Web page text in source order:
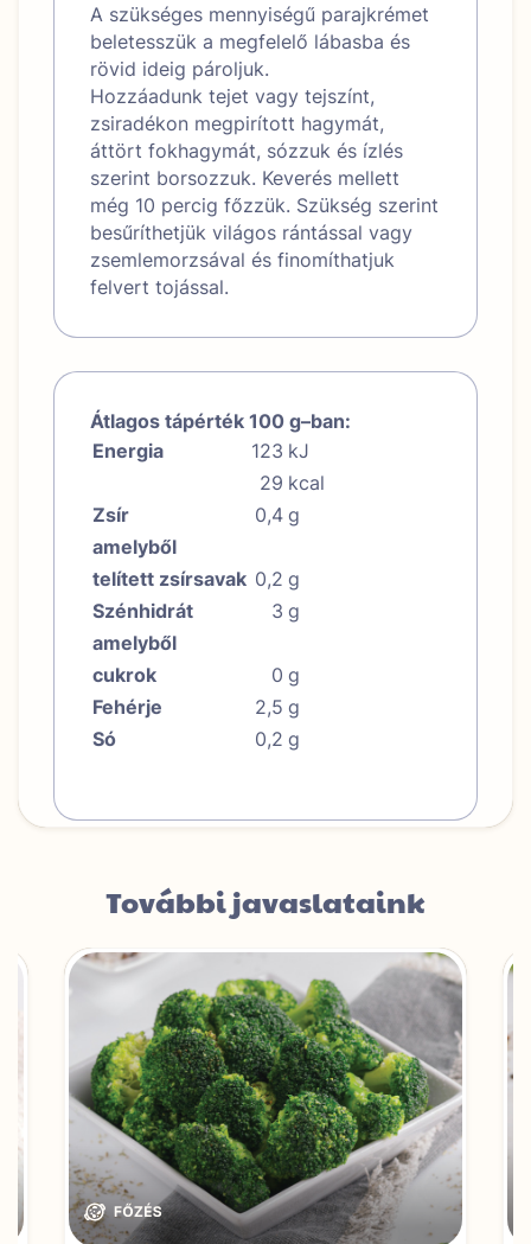
A szükséges mennyiségű parajkrémet
beletesszük a megfelelő lábasba és
rövid ideig pároljuk.
Hozzáadunk tejet vagy tejszínt,
zsiradékon megpirított hagymát,
áttört fokhagymát, sózzuk és ízlés
szerint borsozzuk. Keverés mellett
még 10 percig főzzük. Szükség szerint
besűríthetjük világos rántással vagy
zsemlemorzsával és finomíthatjuk
felvert tojással.
Átlagos tápérték 100 g–ban:
Energia
123 kJ
29 kcal
Zsír
0,4 g
amelyből
telített zsírsavak 0,2 g
Szénhidrát
3 g
amelyből
cukrok
0 g
Fehérje
2,5 g
Só
0,2 g
További javaslataink